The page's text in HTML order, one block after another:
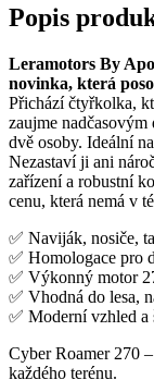
Popis
Leramotors By
novinka, která
Přichází čtyřkolka,
zaujme
dvě osoby. Ideální
Nezastaví ji ani
zařízení a robustní
cenu, která nemá v
✅ Naviják, nosiče,
✅ Homologace pro
✅ Výkonný motor
✅ Vhodná do lesa,
✅ Moderní vzhled
Cyber Roamer 270
každého terénu.